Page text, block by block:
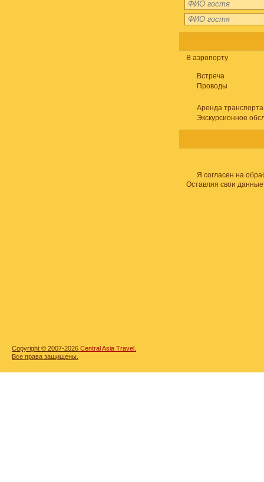
В аэропорту
Встреча
Проводы
Аренда транспорта
Экскурсионное
Я согласен на
Оставляя свои
Copyright © 2007-2026 Central Asia Travel.
Все права защищены.